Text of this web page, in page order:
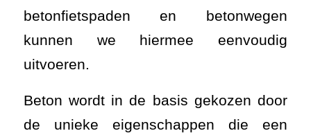
betonfietspaden en betonwegen
kunnen we hiermee eenvoudig
uitvoeren.
Beton wordt in de basis gekozen door
de unieke eigenschappen die een